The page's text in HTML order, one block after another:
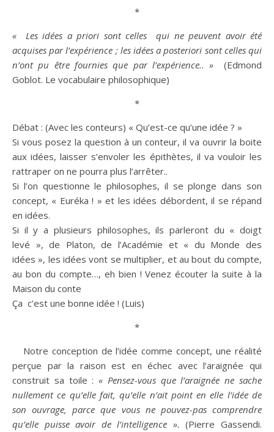
*
« Les idées a priori sont celles qui ne peuvent avoirété
acquises par l’expérience ; les idées a posteriori sont celles qui
n’ont pu êtrefournies que par l’expérience.. » (Edmond
Goblot. Le vocabulaire philosophique)
*
Débat : (Avec les conteurs) « Qu’est-ce qu’une idée ? »
Si vous posez la question à un conteur, il va ouvrir la boite
aux idées, laisser s’envoler les épithètes, il va vouloir les
rattraper on ne pourra plus l’arrêter..
Si l’on questionne le philosophes, il se plonge dans son
concept, « Euréka ! » et les idées débordent, il se répand
en idées.
Si il y a plusieurs philosophes, ils parleront du « doigt
levé », de Platon, de l’Académie et « du Monde des
idées », les idées vont se multiplier, et au bout du compte,
au bon du compte…, eh bien ! Venez écouter la suite à la
Maison du conte
Ça c’est une bonne idée ! (Luis)
*
Notre conception de l’idée comme concept, une réalité
perçue par la raison est en échec avec l’araignée qui
construit sa toile :« Pensez-vous que l’araignée ne sache
nullement ce qu’elle fait, qu’elle n’ait point en elle l’idéede
son ouvrage, parce que vous ne pouvez-pas comprendre
qu’elle puisseavoirde l’intelligence ».(Pierre Gassendi.